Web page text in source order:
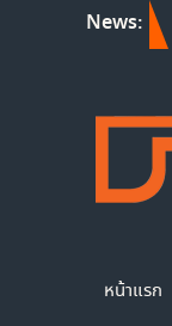
News:
หน้าแรก